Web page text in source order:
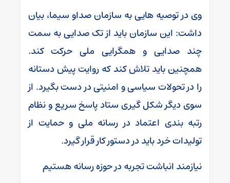
وی در توصیه هایی به سازمان صداو سیما، بیان
داشت: این سازمان باید از تک صدایی به سمت
چند صدایی و همگرایی ملی حرکت کند.
همچنین باید تلاش کند که روایت پیش دستانه
را در تحولات سیاسی و امنیتی در دست بگیرد. از
سوی دیگر شکل گیری ستاد پاسخ سریع و نظام
رتبه بندی اعتماد در رسانه ملی و حمایت از
تولیدات خرد باید در دستور کار قرار گیرد.
نیازمند انباشت تجربه در حوزه رسانه هستیم